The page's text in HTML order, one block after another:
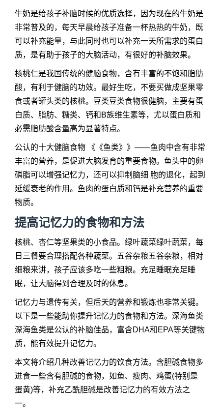
牛奶是给孩子补脑时候的优质选择，因为现在的牛奶是
非常普及的，每天早晨给孩子准备一杯热热的牛奶，既
可以补充能量，与此同时也可以补充一天所需求的蛋白
质，是有助于孩子的大脑活动，有很好的补脑效果。
核桃仁是我国传统的健脑食物，含有丰富的不饱和脂肪
酸，有利于健脑的功效。最好生吃，不要买做成坚果零
食或者罐头类的核桃。豆类豆类食物很健脑，主要有蛋
白质、脂肪、糖类、钙和B族维生素等，尤以蛋白质和
必需脂肪酸含量高为显著特点。
公认的十大健脑食物 《《鱼类》》——鱼肉中含有非常
丰富的营养，是促进大脑发育的重要食物。鱼头中的卵
磷脂可以增强记忆力，还可以抑制脑细 胞的退化，起到
延缓衰老的作用。鱼肉的蛋白质和钙是补充营养的重要
物质。
提高记忆力的食物和方法
核桃、杏仁等坚果类的小食品。绿叶蔬菜绿叶蔬菜，每
日三餐要合理搭配各种蔬菜。五谷杂粮五谷杂粮，相对
细粮来讲，孩子应该多吃一些粗粮。充足睡眠充足睡
眠，让大脑得到合理及时的休息。
记忆力与遗传有关，但后天的营养和锻炼也非常关键。
以下是一些能助你提升记忆力的食物和方法。深海鱼类
深海鱼类是公认的补脑佳品，富含DHA和EPA等关键物
质，能有效提升记忆力。
本文将介绍几种改善记忆力的饮食方法。含胆碱食物多
进食一些含有胆碱的食物，如鱼、瘦肉、鸡蛋(特别是
蛋黄)等，补充乙酰胆碱是改善记忆力的有效方法之
一。